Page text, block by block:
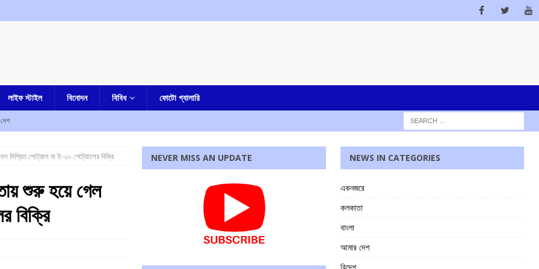
লাইফ স্টাইল বিনোদন বিবিধ ফোটো গ্যালারি
হীরে সহ ধৃত এক
কলকাতা
আহবান মুখ্যমন্ত্রীর
কাকলি ঘোষদস্তিদারের সঙ্গে একান্তে কথা সাংসদ রাজীব কুমারের
পেট্রোল বা ই-২০ পেট্রোলের বিক্রি
শুরু হয়ে গেল
বিক্রি
NEVER MISS AN UPDATE NEWS IN CATEGORIES
একনজরে
কলকাতা
বাংলা
আমার দেশ